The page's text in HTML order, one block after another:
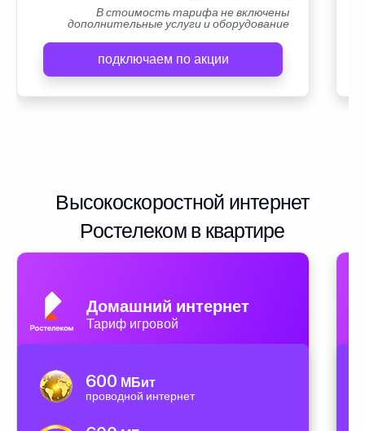
В стоимость тарифа не включены
дополнительные услуги и оборудование
подключаем по акции
Высокоскоростной интернет
Ростелеком в квартире
Домашний интернет
Тариф игровой
600 МБит
проводной интернет